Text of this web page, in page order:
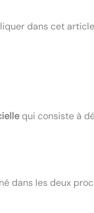
dans cet
qui consiste à
dans les deux